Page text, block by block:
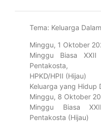
Tema: Keluarga
Minggu, 1 Oktober
Minggu Biasa
Pentakosta,
HPKD/HPII (Hijau)
Keluarga yang Hidup
Minggu, 8 Oktober
Minggu Biasa
Pentakosta (Hijau)